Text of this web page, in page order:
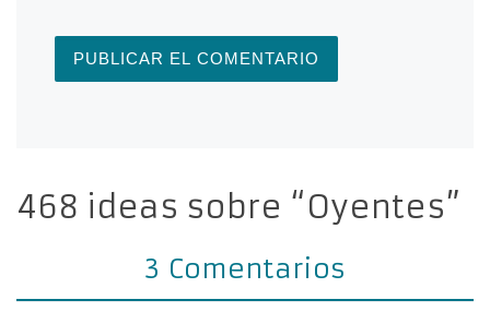
468 ideas sobre “Oyentes”
3 Comentarios